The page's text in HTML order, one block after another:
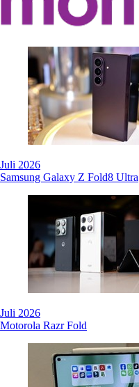
Juli 2026
Samsung Galaxy Z Fold8 Ultra
Juli 2026
Motorola Razr Fold